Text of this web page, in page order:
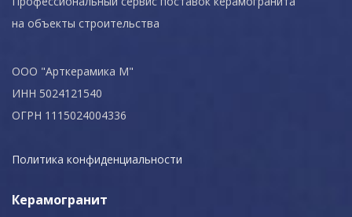
на объекты строительства
ООО "Арткерамика М"
ИНН 5024121540
ОГРН 1115024004336
Политика конфиденциальности
Керамогранит